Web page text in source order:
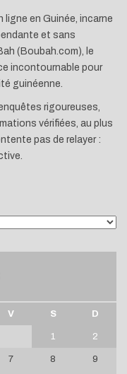
ligne en Guinée, incarne
et sans
(Boubah.com), le
incontournable pour
guinéenne.
rigoureuses,
vérifiées, au plus
pas de relayer :
V S D
1 2
7 8 9